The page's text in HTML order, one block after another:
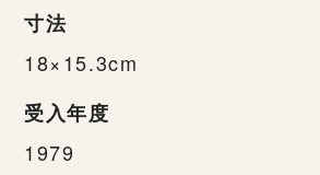
寸法
18×15.3cm
受入年度
1979